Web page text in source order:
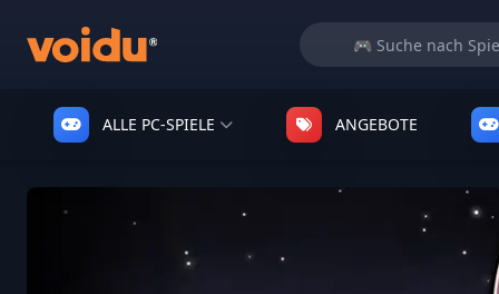
ALLE PC-SPIELE ANGEBOTE